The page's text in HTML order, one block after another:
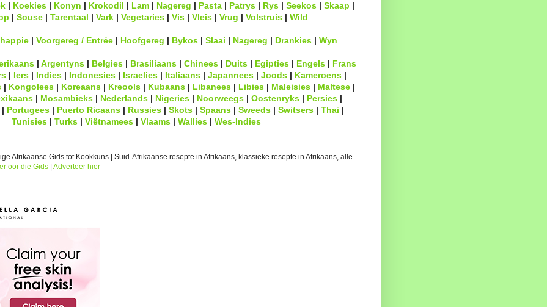
| Koekies| Konyn | Krokodil | Lam| Nagereg | Pasta| Patrys| Rys| Seekos| Skaap |
| Souse| Tarentaal | Vark| Vegetaries| Vis| Vleis| Vrug | Volstruis| Wild
| Voorgereg / Entrée| Hoofgereg | Bykos| Slaai | Nagereg | Drankies| Wyn
| Argentyns| Belgies| Brasiliaans| Chinees| Duits| Egipties| Engels| Frans
| Iers| Indies| Indonesies| Israelies| Italiaans| Japannees| Joods| Kameroens|
| Kongolees| Koreaans| Kreools| Kubaans| Libanees| Libies| Maleisies| Maltese|
| Mosambieks | Nederlands | Nigeries | Noorweegs | Oostenryks | Persies |
Portugees| Puerto Ricaans| Russies| Skots| Spaans| Sweeds| Switsers| Thai |
Tunisies | Turks | Viëtnamees | Vlaams | Wallies | Wes-Indies
Afrikaanse Gids tot Kookkuns | Suid-Afrikaanse resepte in Afrikaans, klassieke resepte in Afrikaans, alle
oor die Gids Adverteer hier